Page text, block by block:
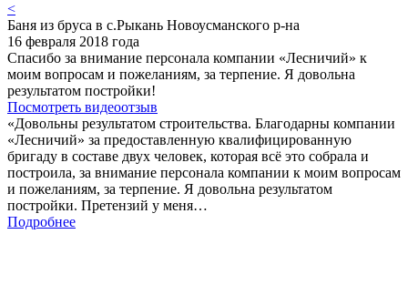
<
Баня из бруса в с.Рыкань Новоусманского р-на
16 февраля 2018 года
Спасибо за внимание персонала компании «Лесничий» к
моим вопросам и пожеланиям, за терпение. Я довольна
результатом постройки!
Посмотреть видеоотзыв
«Довольны результатом строительства. Благодарны компании
«Лесничий» за предоставленную квалифицированную
бригаду в составе двух человек, которая всё это собрала и
построила, за внимание персонала компании к моим вопросам
и пожеланиям, за терпение. Я довольна результатом
постройки. Претензий у меня…
Подробнее